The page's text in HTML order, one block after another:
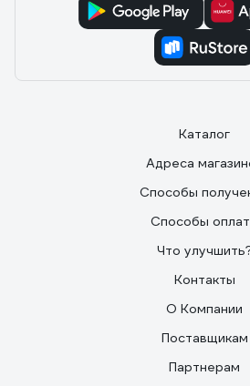
Каталог
Адреса
Способы
Способы
Что
Контакты
О Компании
Поставщикам
Партнерам